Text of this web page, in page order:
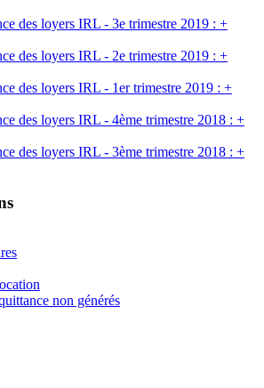
des loyers IRL - 3e trimestre 2019 : +
des loyers IRL - 2e trimestre 2019 : +
des loyers IRL - 1er trimestre 2019 : +
des loyers IRL - 4ème trimestre 2018 : +
des loyers IRL - 3ème trimestre 2018 : +
non générés